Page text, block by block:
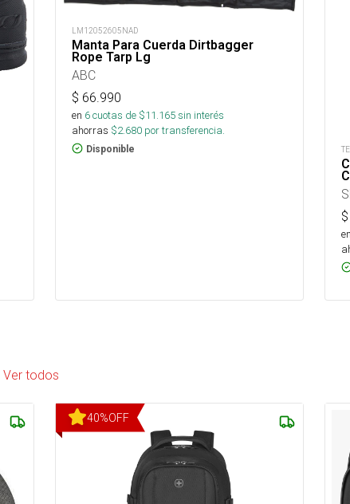
LM12052605NAD
Manta Para Cuerda Dirtbagger
Rope Tarp Lg
ABC
$ 66.990
en 6cuotas de $11.165sin interés
ahorras $2.680 por transferencia.
Disponible
$
en
Ver todos
40%OFF